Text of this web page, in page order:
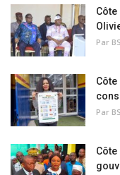
Par
Par